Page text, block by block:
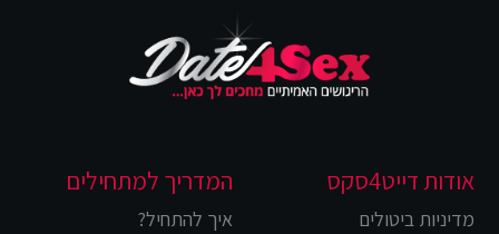
אודות דייט4סקס
מדיניות ביטולים
המדריך למתחילים
איך להתחיל?